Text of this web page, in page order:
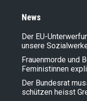
News
Der EU-
unsere
Frauenmorde und
Feministinnen
Der Bundesrat
schützen heisst